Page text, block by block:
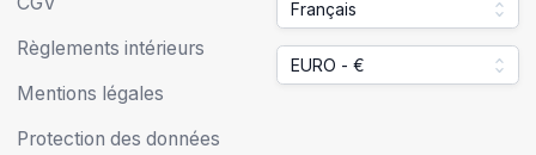
Règlements intérieurs
Mentions légales
Protection des données
Français
EURO - €